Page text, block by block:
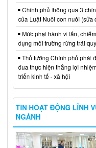
Chính phủ thông qua 3
của Luật Nuôi con nuôi (sửa
Mức phạt hành vi lấn,
dụng môi trường rừng trái
Thủ tướng Chính phủ phát
đua thực hiện thắng lợi
triển kinh tế - xã hội
TIN HOẠT ĐỘNG LĨNH
NGÀNH